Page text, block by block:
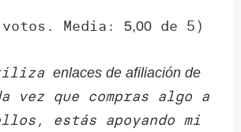
votos. Media: 5,00 de 5)
enlaces de afiliación de
vez que compras algo a
estás apoyando mi